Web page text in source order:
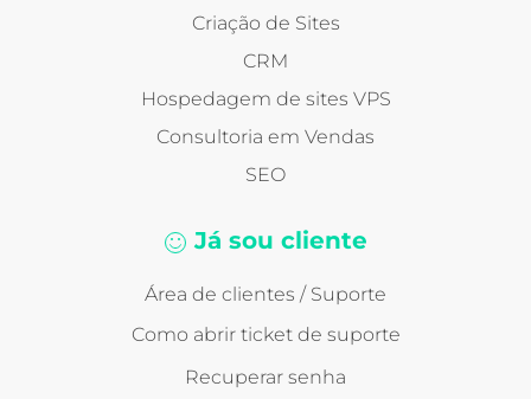
Criação de Sites
CRM
Hospedagem de sites VPS
Consultoria em Vendas
SEO
Já sou cliente
Área de clientes / Suporte
Como abrir ticket de suporte
Recuperar senha